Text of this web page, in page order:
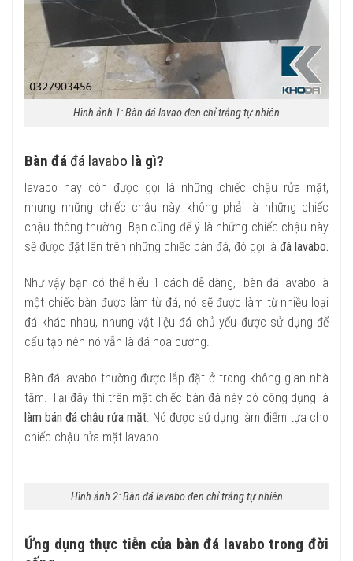
Hình ảnh 1: Bàn đá lavao đen chỉ trắng tự nhiên
Bàn đá đá lavabo là gì?
lavabo hay còn được gọi là những chiếc chậu rửa mặt,
nhưng những chiếc chậu này không phải là những chiếc
chậu thông thường. Bạn cũng để ý là những chiếc chậu này
sẽ được đặt lên trên những chiếc bàn đá, đó gọi là đá lavabo.
Như vậy bạn có thể hiểu 1 cách dễ dàng, bàn đá lavabo là
một chiếc bàn được làm từ đá, nó sẽ được làm từ nhiều loại
đá khác nhau, nhưng vật liệu đá chủ yếu được sử dụng để
cấu tạo nên nó vẫn là đá hoa cương.
Bàn đá lavabo thường được lắp đặt ở trong không gian nhà
tắm. Tại đây thì trên mặt chiếc bàn đá này có công dụng là
làm bán đá chậu rửa mặt. Nó được sử dụng làm điểm tựa cho
chiếc chậu rửa mặt lavabo.
Hình ảnh 2: Bàn đá lavabo đen chỉ trắng tự nhiên
Ứng dụng thực tiễn của bàn đá lavabo trong đời